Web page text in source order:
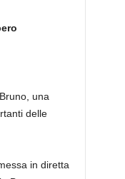
una
delle
in diretta